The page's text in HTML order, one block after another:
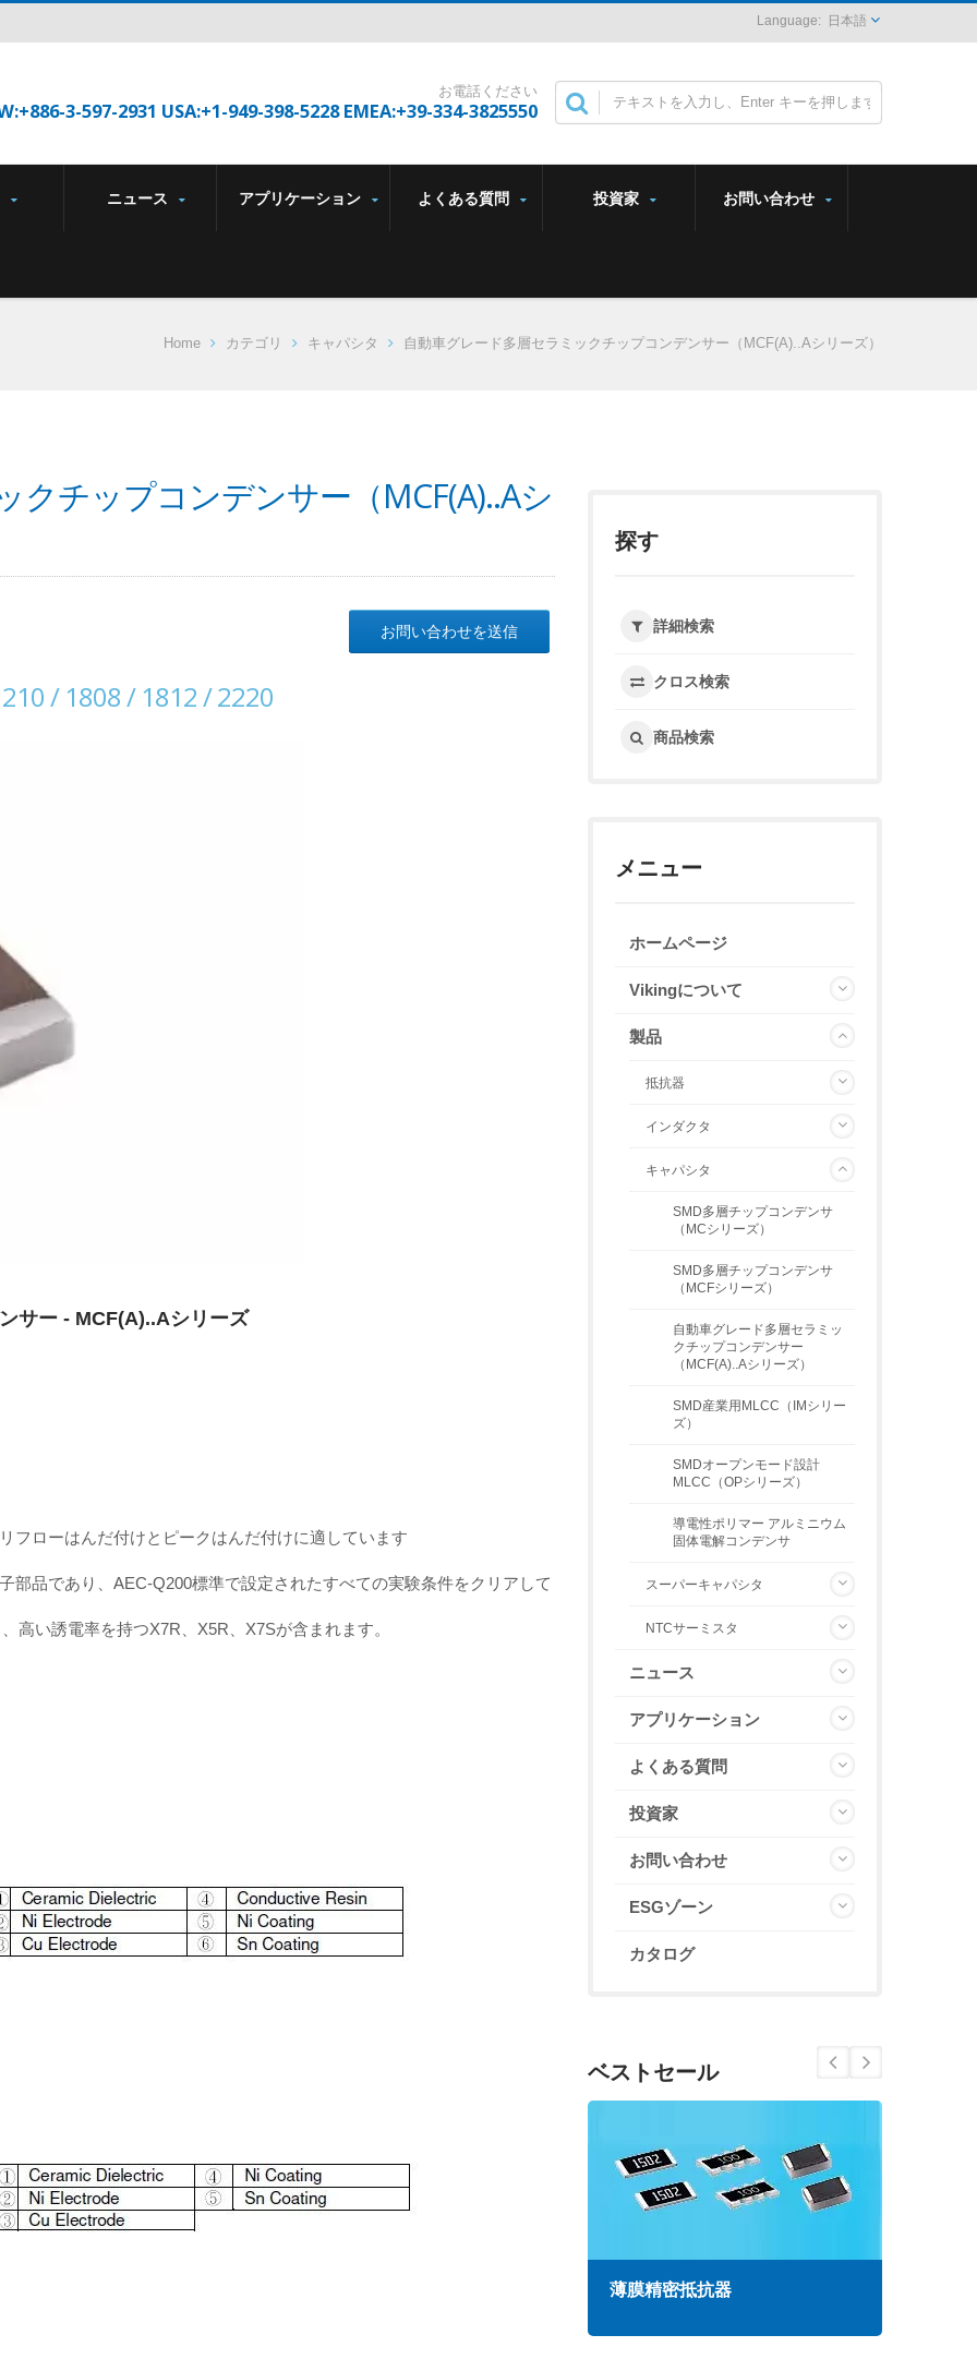
日本語
お電話ください
3-597-2931 USA:+1-949-398-5228 EMEA:+39-334-3825550
ニュース アプリケーション よくある質問 投資家 お問い合わせ
Home カテゴリ キャパシタ 自動車グレード多層セラミックチップコンデンサー（MCF(A)..Aシリーズ）
クチップコンデンサー（MCF(A)..Aシ
お問い合わせを送信
/ 1808 / 1812 / 2220
サー - MCF(A)..Aシリーズ
フローはんだ付けとピークはんだ付けに適しています
部品であり、AEC-Q200標準で設定されたすべての実験条件をクリアして
高い誘電率を持つX7R、X5R、X7Sが含まれます。
探す
詳細検索
クロス検索
商品検索
メニュー
ホームページ
Vikingについて
製品
抵抗器
インダクタ
キャパシタ
SMD多層チップコンデンサ
（MCシリーズ）
SMD多層チップコンデンサ
（MCFシリーズ）
自動車グレード多層セラミッ
クチップコンデンサー
（MCF(A)..Aシリーズ）
SMD産業用MLCC（IMシリー
ズ）
SMDオープンモード設計
MLCC（OPシリーズ）
導電性ポリマー アルミニウム
固体電解コンデンサ
スーパーキャパシタ
NTCサーミスタ
ニュース
アプリケーション
よくある質問
投資家
お問い合わせ
ESGゾーン
カタログ
ベストセール
薄膜精密抵抗器